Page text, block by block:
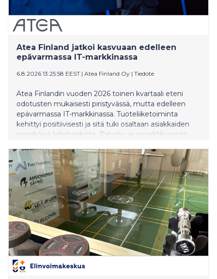
Atea Finland jatkoi kasvuaan edelleen
epävarmassa IT-markkinassa
6.8.2026 13:25:58 EEST | Atea Finland Oy | Tiedote
Atea Finlandin vuoden 2026 toinen kvartaali eteni
odotusten mukaisesti piristyvässä, mutta edelleen
epävarmassa IT-markkinassa. Tuoteliiketoiminta
kehittyi positiivisesti ja sitä tuki osaltaan asiakkaiden
ennakoiva laitehankinta. Palvelu- ja projektikysyntä